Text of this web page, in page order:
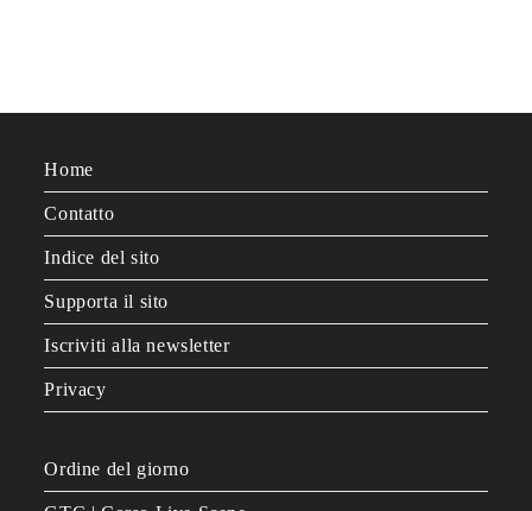
Home
Contatto
Indice del sito
Supporta il sito
Iscriviti alla newsletter
Privacy
Ordine del giorno